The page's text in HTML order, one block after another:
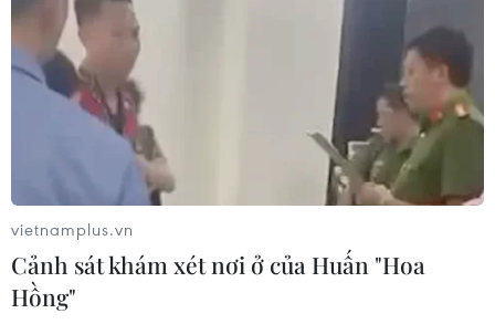
quản trị niềm tin xã hội
30/07/2026 06:46
Xây dựng Cổng Thông tin điện tử Hà
Nội thành nguồn thông tin nhanh,
tin cậy
30/07/2026 04:20
Diễn đàn Truyền thông ASEAN lần
vietnamplus.vn
Cảnh sát khám xét nơi ở của Huấn "Hoa
Hồng"